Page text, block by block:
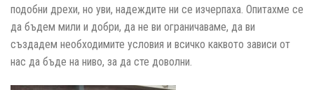
подобни дрехи, но уви, надеждите ни се изчерпаха. Опитахме се
да бъдем мили и добри, да не ви ограничаваме, да ви
създадем необходимите условия и всичко каквото зависи от
нас да бъде на ниво, за да сте доволни.